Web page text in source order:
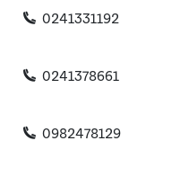
0241331192
0241378661
0982478129